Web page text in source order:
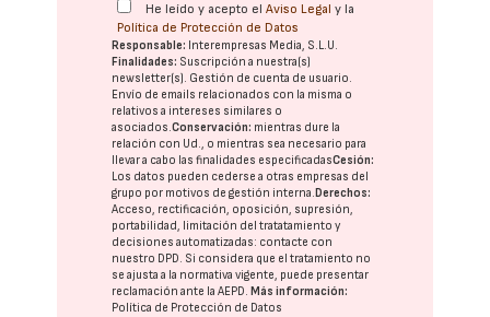
He leído y acepto elAviso Legal y la
Política de Protección de Datos
Responsable: Interempresas Media, S.L.U.
Finalidades: Suscripción a nuestra(s)
newsletter(s). Gestión de cuenta de usuario.
Envío de emails relacionados con la misma o
relativos a intereses similares o
asociados.Conservación: mientras dure la
relación con Ud., o mientras sea necesario para
llevar a cabo las finalidades especificadasCesión:
Los datos pueden cederse a otras empresas del
grupo por motivos de gestión interna. Derechos:
Acceso, rectificación, oposición, supresión,
portabilidad, limitación del tratatamiento y
decisiones automatizadas: contacte con
nuestro DPD. Si considera que el tratamiento no
se ajusta a la normativa vigente, puede presentar
reclamación ante laAEPD. Más información:
Política de Protección de Datos